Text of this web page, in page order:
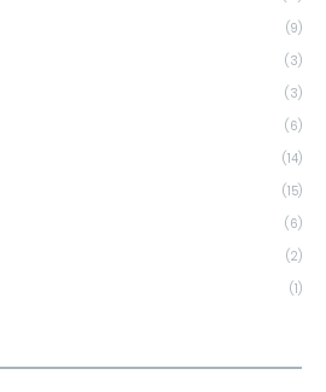
(9)
(3)
(3)
(6)
(14)
(15)
(6)
(2)
(1)